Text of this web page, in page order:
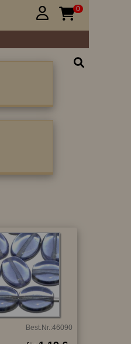
 0
Best.Nr.:46090